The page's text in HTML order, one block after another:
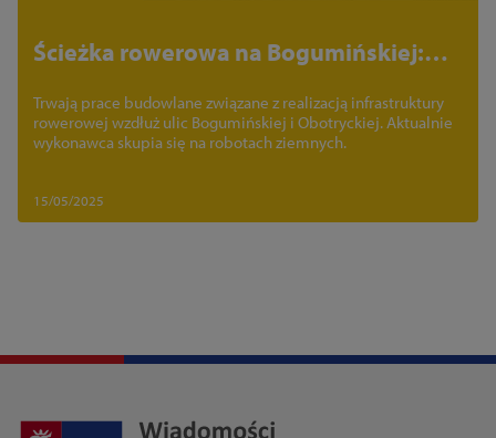
Ścieżka rowerowa na Bogumińskiej:
Trwają prace budowlane związane z realizacją infrastruktury
rowerowej wzdłuż ulic Bogumińskiej i Obotryckiej. Aktualnie
wykonawca skupia się na robotach ziemnych.
15/05/2025